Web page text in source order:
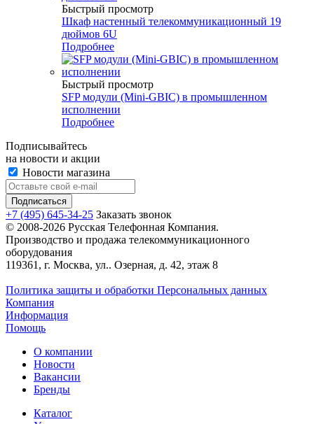
Быстрый просмотр
Шкаф настенный телекоммуникационный 19
дюймов 6U
Подробнее
Быстрый просмотр
SFP модули (Mini-GBIC) в промышленном
исполнении
Подробнее
Подписывайтесь
на новости и акции
Новости магазина
+7 (495) 645-34-25 Заказать звонок
© 2008-2026 Русская Телефонная Компания.
Производство и продажа телекоммуникационного
оборудования
119361, г. Москва, ул.. Озерная, д. 42, этаж 8
Политика защиты и обработки Персональных данных
Компания
Информация
Помощь
О компании
Новости
Вакансии
Бренды
Каталог